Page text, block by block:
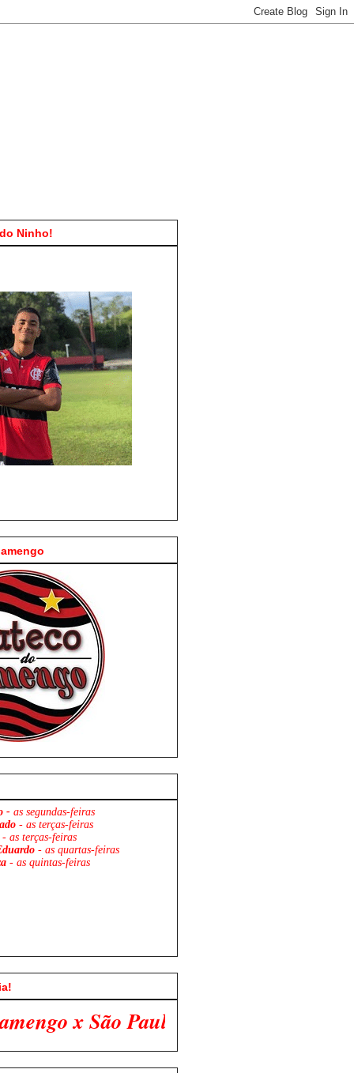
Ninho!
- as segundas-feiras
- as terças-feiras
- as terças-feiras
- as quartas-feiras
- as quintas-feiras
Paulo. Venha Participar Conosco!